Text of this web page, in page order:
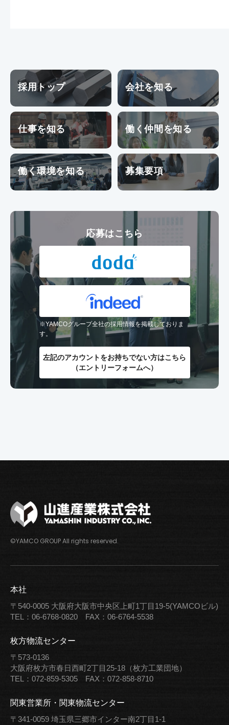
採用トップ 会社を知る
仕事を知る 働く仲間を知る
働く環境を知る 募集要項
応募はこちら
※YAMCOグループ全社の採用情報を掲載しておりま
す。
左記のアカウントをお持ちでない方はこちら
（エントリーフォームへ）
本社
〒540-0005 大阪府大阪市中央区上町1丁目19-5(YAMCOビル)
TEL：06-6768-0820
FAX：06-6764-5538
枚方物流センター
〒573-0136
大阪府枚方市春日西町2丁目25-18（枚方工業団地）
TEL：072-859-5305
FAX：072-858-8710
関東営業所・関東物流センター
〒341-0059 埼玉県三郷市インター南2丁目1-1
©YAMCO GROUP All rights reserved.